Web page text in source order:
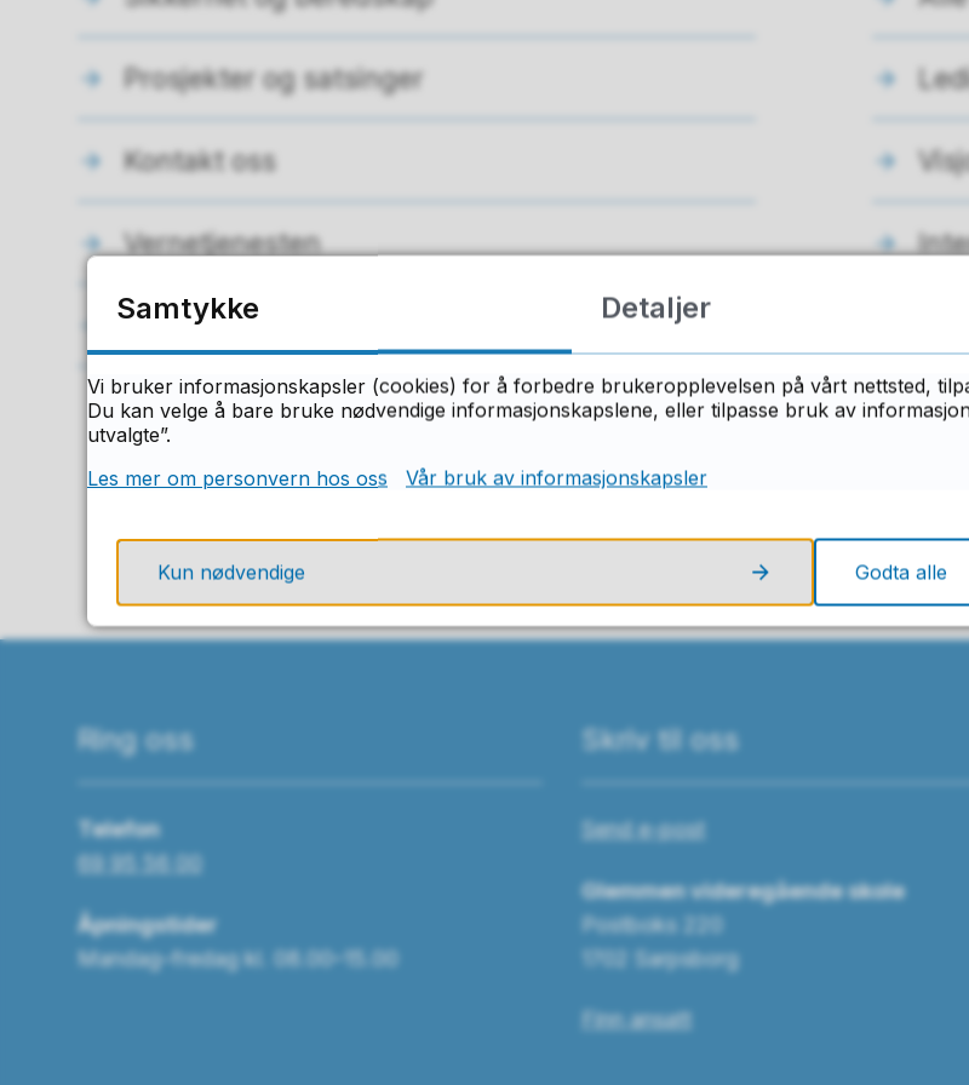
Prosjekter og satsinger
Kontakt oss
Vernetjenesten
Bærekraft
Fant du det du lette etter på
Ja Nei
Ring oss
Telefon
69 95 56 00
Åpningstider
Mandag–fredag kl. 08.00–15.00
Skriv til oss
Send e-post
Glemmen videregående skole
Postboks 220
1702 Sarpsborg
Finn ansatt
Samtykke Detaljer
Vi bruker informasjonskapsler (cookies) for å forbedre brukeropplevelsen på vårt nettsted,
Du kan velge å bare bruke nødvendige informasjonskapslene, eller tilpasse bruk av
utvalgte”.
Les mer om personvern hos oss
Vår bruk av informasjonskapsler
Kun nødvendige Godta alle